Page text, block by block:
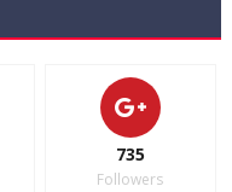
735
Followers